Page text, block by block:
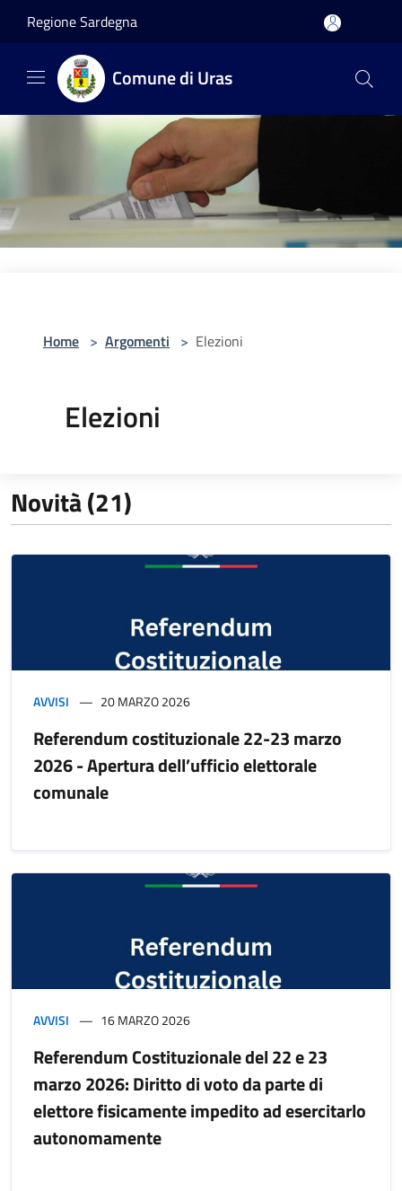
Regione Sardegna
Comune di Uras
Home > Argomenti > Elezioni
Elezioni
Novità (21)
AVVISI 20 MARZO 2026
Referendum costituzionale 22-23 marzo
2026 - Apertura dell’ufficio elettorale
comunale
AVVISI 16 MARZO 2026
Referendum Costituzionale del 22 e 23
marzo 2026: Diritto di voto da parte di
elettore fisicamente impedito ad esercitarlo
autonomamente